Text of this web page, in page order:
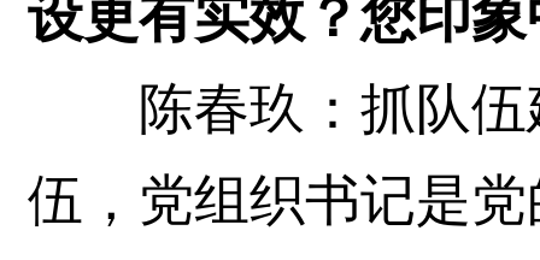
设更有实效？您印
陈春玖：抓队伍
伍，党组织书记是